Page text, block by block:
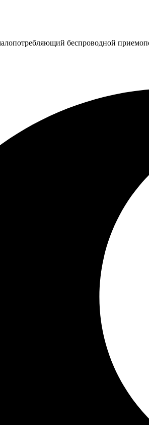
беспроводной